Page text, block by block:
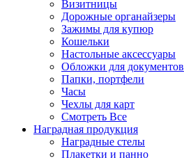
Визитницы
Дорожные органайзеры
Зажимы для купюр
Кошельки
Настольные аксессуары
Обложки для документов
Папки, портфели
Часы
Чехлы для карт
Смотреть Все
Наградная продукция
Наградные стелы
Плакетки и панно